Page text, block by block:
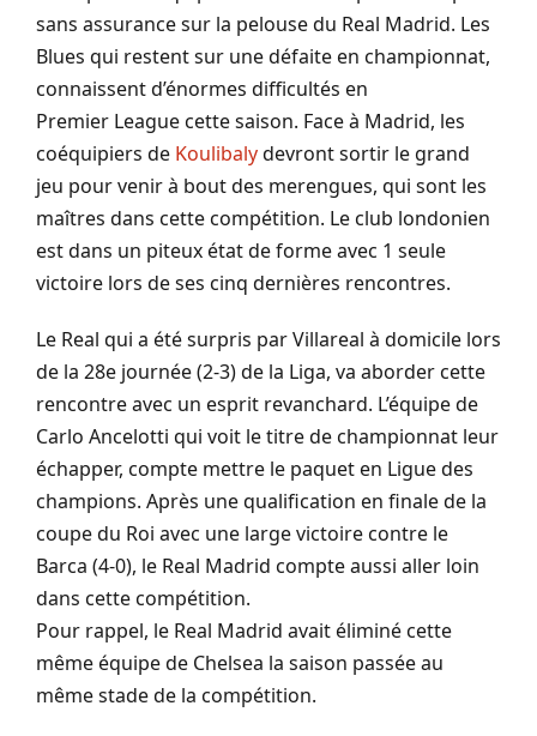
sans assurance sur la pelouse du Real Madrid. Les
Blues qui restent sur une défaite en championnat,
connaissent d’énormes difficultés en
Premier Leaguecette saison. Face à Madrid, les
coéquipiers de Koulibalydevront sortir le grand
jeu pour venir à bout des merengues, qui sont les
maîtres dans cette compétition. Le club londonien
est dans un piteux état de forme avec 1 seule
victoire lors de ses cinq dernières rencontres.
Le Real qui a été surpris parVillareal à domicile lors
de la 28e journée(2-3)de la Liga, va aborder cette
rencontre avec un esprit revanchard. L’équipe de
Carlo Ancelotti qui voit le titre de championnat leur
échapper, compte mettre le paquet en Ligue des
champions. Après une qualification en finale de la
coupe du Roi avec une large victoire contre le
Barca (4-0), le Real Madrid compte aussi aller loin
dans cette compétition.
Pour rappel, le Real Madrid avait éliminé cette
même équipe de Chelsea la saison passée au
même stade de la compétition.